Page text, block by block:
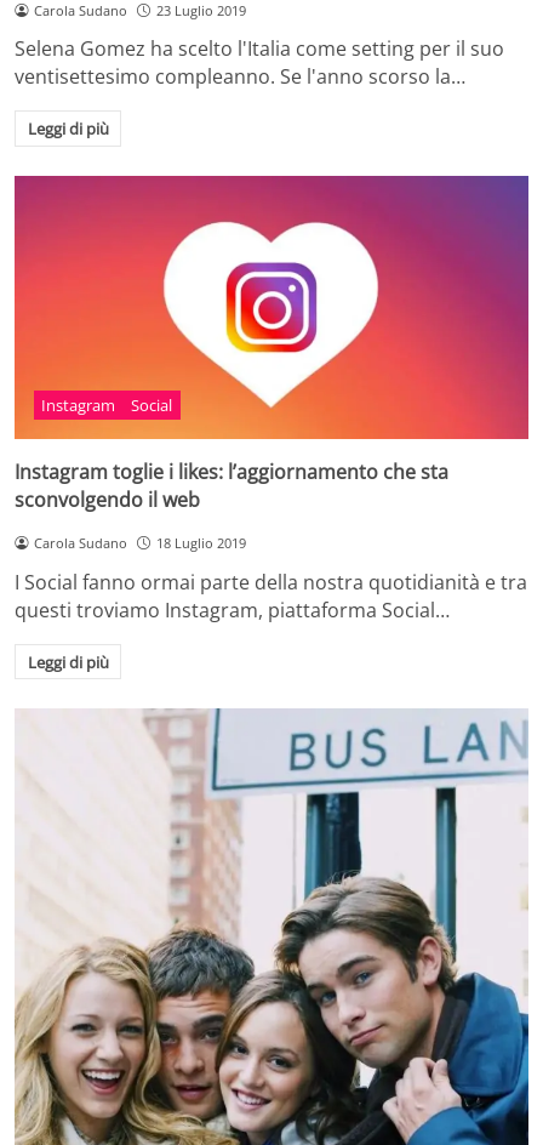
Carola Sudano 23 Luglio 2019
Selena Gomez ha scelto l'Italia come setting per il suo
ventisettesimo compleanno. Se l'anno scorso la…
Leggi di più
Instagram Social
Instagram toglie i likes: l’aggiornamento che sta
sconvolgendo il web
Carola Sudano 18 Luglio 2019
I Social fanno ormai parte della nostra quotidianità e tra
questi troviamo Instagram, piattaforma Social…
Leggi di più